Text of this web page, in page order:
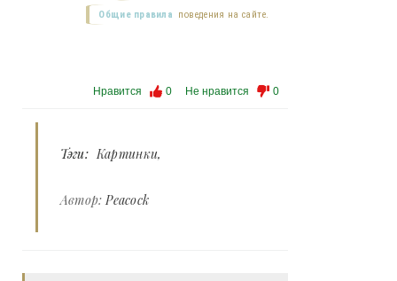
Общие правила поведения на сайте.
Нравится 0 Не нравится 0
Тэги: Картинки
Автор:Peacock